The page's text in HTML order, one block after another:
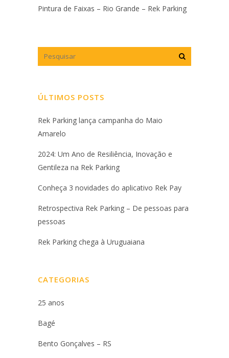
Pintura de Faixas – Rio Grande – Rek Parking
ÚLTIMOS POSTS
Rek Parking lança campanha do Maio
Amarelo
2024: Um Ano de Resiliência, Inovação e
Gentileza na Rek Parking
Conheça 3 novidades do aplicativo Rek Pay
Retrospectiva Rek Parking – De pessoas para
pessoas
Rek Parking chega à Uruguaiana
CATEGORIAS
25 anos
Bagé
Bento Gonçalves – RS